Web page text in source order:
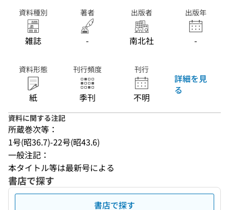
資料種別
雑誌
著者
-
出版者
南北社
出版年
-
資料形態
紙
刊行頻度
季刊
刊行
不明
詳細を見
る
資料に関する注記
所蔵巻次等：
1号(昭36.7)-22号(昭43.6)
一般注記：
本タイトル等は最新号による
書店で探す
書店で探す